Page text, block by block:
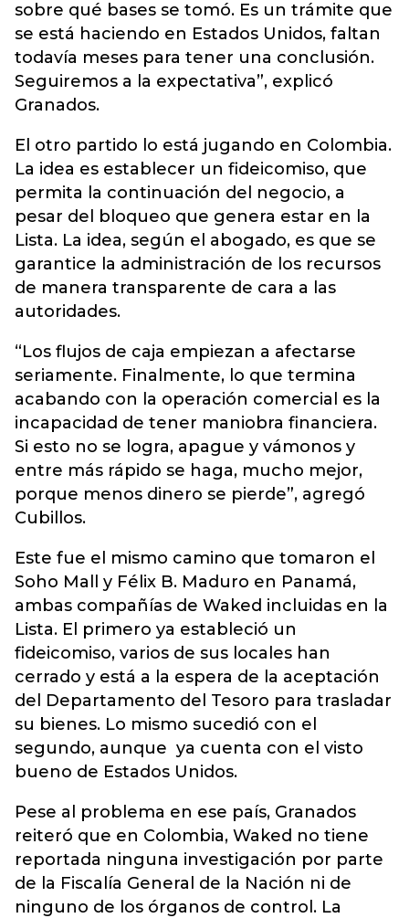
sobre qué bases se tomó. Es un trámite que
se está haciendo en Estados Unidos, faltan
todavía meses para tener una conclusión.
Seguiremos a la expectativa”, explicó
Granados.
El otro partido lo está jugando en Colombia.
La idea es establecer un fideicomiso, que
permita la continuación del negocio, a
pesar del bloqueo que genera estar en la
Lista. La idea, según el abogado, es que se
garantice la administración de los recursos
de manera transparente de cara a las
autoridades.
“Los flujos de caja empiezan a afectarse
seriamente. Finalmente, lo que termina
acabando con la operación comercial es la
incapacidad de tener maniobra financiera.
Si esto no se logra, apague y vámonos y
entre más rápido se haga, mucho mejor,
porque menos dinero se pierde”, agregó
Cubillos.
Este fue el mismo camino que tomaron el
Soho Mall y Félix B. Maduro en Panamá,
ambas compañías de Waked incluidas en la
Lista. El primero ya estableció un
fideicomiso, varios de sus locales han
cerrado y está a la espera de la aceptación
del Departamento del Tesoro para trasladar
su bienes. Lo mismo sucedió con el
segundo, aunque ya cuenta con el visto
bueno de Estados Unidos.
Pese al problema en ese país, Granados
reiteró que en Colombia, Waked no tiene
reportada ninguna investigación por parte
de la Fiscalía General de la Nación ni de
ninguno de los órganos de control. La